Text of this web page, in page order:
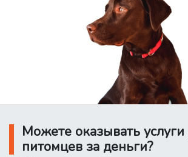
Можете оказывать услуги
питомцев за деньги?